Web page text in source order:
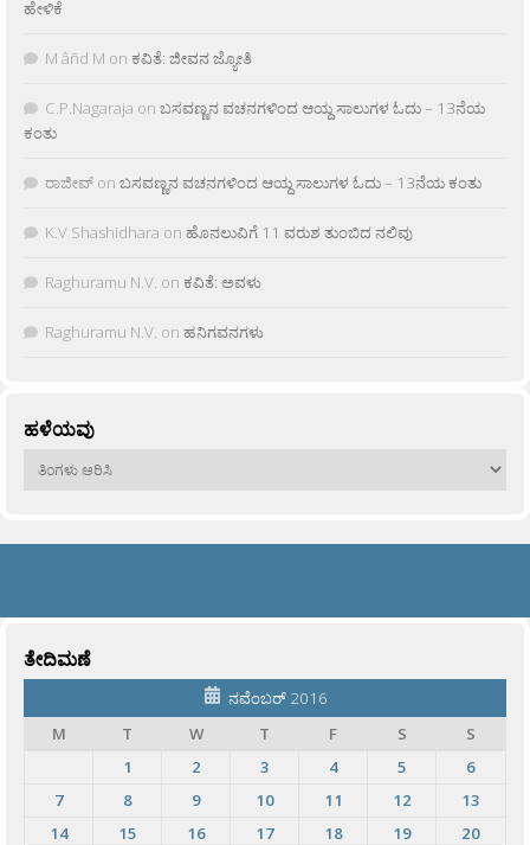
ಹೇಳಿಕೆ
M âñd M on ಕವಿತೆ: ಜೀವನ ಜ್ಯೋತಿ
C.P.Nagaraja on ಬಸವಣ್ಣನ ವಚನಗಳಿಂದ ಆಯ್ದ ಸಾಲುಗಳ ಓದು – 13ನೆಯ
ಕಂತು
ರಾಜೀವ್ on ಬಸವಣ್ಣನ ವಚನಗಳಿಂದ ಆಯ್ದ ಸಾಲುಗಳ ಓದು – 13ನೆಯ ಕಂತು
K.V Shashidhara on ಹೊನಲುವಿಗೆ 11 ವರುಶ ತುಂಬಿದ ನಲಿವು
Raghuramu N.V. on ಕವಿತೆ: ಅವಳು
Raghuramu N.V. on ಹನಿಗವನಗಳು
ಹಳೆಯವು
ಹಳೆಯವು
ತೇದಿಮಣೆ
ನವೆಂಬರ್ 2016
M
T W T F S
S
1
2 3 4 5
6
7
8 9 10 11 12
13
14
15 16 17 18 19
20